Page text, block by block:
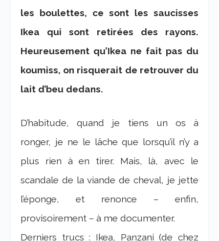
les boulettes, ce sont les saucisses
Ikea qui sont retirées des rayons.
Heureusement qu’Ikea ne fait pas du
koumiss, on risquerait de retrouver du
lait d’beu dedans.
D’habitude, quand je tiens un os à
ronger, je ne le lâche que lorsqu’il n’y a
plus rien à en tirer. Mais, là, avec le
scandale de la viande de cheval, je jette
l’éponge, et renonce – enfin,
provisoirement – à me documenter.
Derniers trucs : Ikea, Panzani (de chez